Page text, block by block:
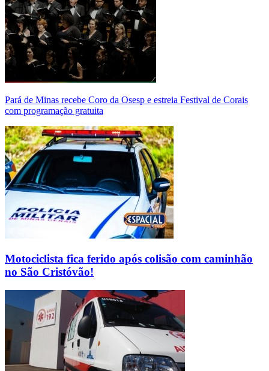
Pará de Minas recebe Coro da Osesp e estreia Festival de Corais
com programação gratuita
Motociclista fica ferido após colisão com caminhão
no São Cristóvão!